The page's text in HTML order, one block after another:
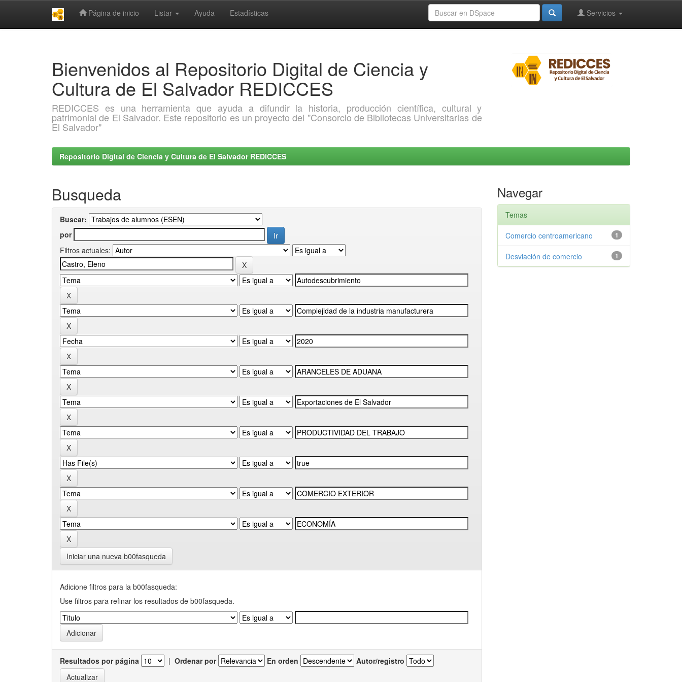
Página de inicio Listar Ayuda Estadísticas Servicios
Bienvenidos al Repositorio Digital de Ciencia y
Cultura de El Salvador REDICCES
REDICCES es una herramienta que ayuda a difundir la historia, producción científica, cultural y
patrimonial de El Salvador. Este repositorio es un proyecto del "Consorcio de Bibliotecas Universitarias de
El Salvador"
Repositorio Digital de Ciencia y Cultura de El Salvador REDICCES
Busqueda
Buscar:
por
Filtros actuales:
Iniciar una nueva b00fasqueda
Adicione filtros para la b00fasqueda:
Use filtros para refinar los resultados de b00fasqueda.
Resultados por página | Ordenar por En orden Autor/registro
Navegar
Temas
1
Comercio centroamericano
1
Desviación de comercio